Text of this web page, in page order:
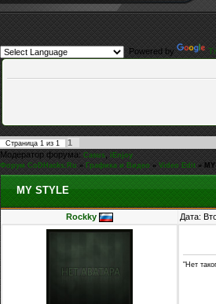
Powered by
Страница 1 из 1
1
Модератор форума:Casus,iEnjoy
Форум CoDHacks.Ru » Графика и Видео » Video Edit »
MY STYLE
Rockky Дата:
"Нет